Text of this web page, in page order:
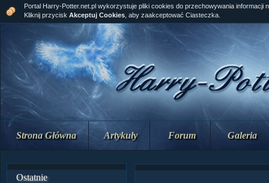
Strona Główna Artykuły Forum Galeria
Ostatnie
Portal Harry-Potter.net.pl wykorzystuje pliki cookies do przechowywania informacji
Kliknij przycisk Akceptuj Cookies , aby zaakceptować Ciasteczka.